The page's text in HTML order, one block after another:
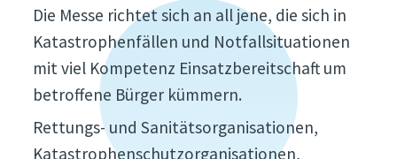
Die Messe richtet sich an all jene, die sich in
Katastrophenfällen und Notfallsituationen
mit viel Kompetenz Einsatzbereitschaft um
betroffene Bürger kümmern.
Rettungs- und Sanitätsorganisationen,
Katastrophenschutzorganisationen,